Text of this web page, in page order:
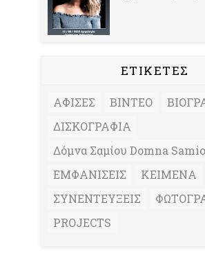
ΕΤΙΚΕΤΕΣ
ΑΦΙΣΕΣ ΒΙΝΤΕΟ
ΔΙΣΚΟΓΡΑΦΙΑ
Δόμνα Σαμίου Domna
ΕΜΦΑΝΙΣΕΙΣ
ΚΕΙΜΕΝΑ
ΣΥΝΕΝΤΕΥΞΕΙΣ
PROJECTS